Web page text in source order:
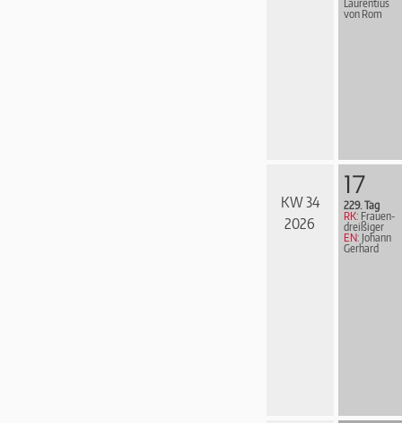
Laurentius
von Rom
KW 34
2026
17
229. Tag
RK: Frau­en­
drei­ßi­ger
EN: Johann
Gerhard